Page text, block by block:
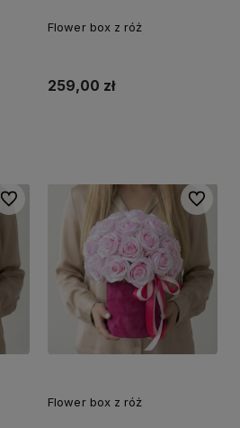
Flower box z róż
259,00 zł
Do ulubionych
Flower box z róż
Do